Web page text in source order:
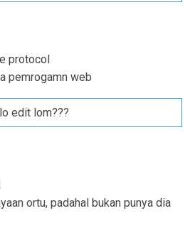
protocol
pemrogamn web
edit lom???
ortu, padahal bukan punya dia